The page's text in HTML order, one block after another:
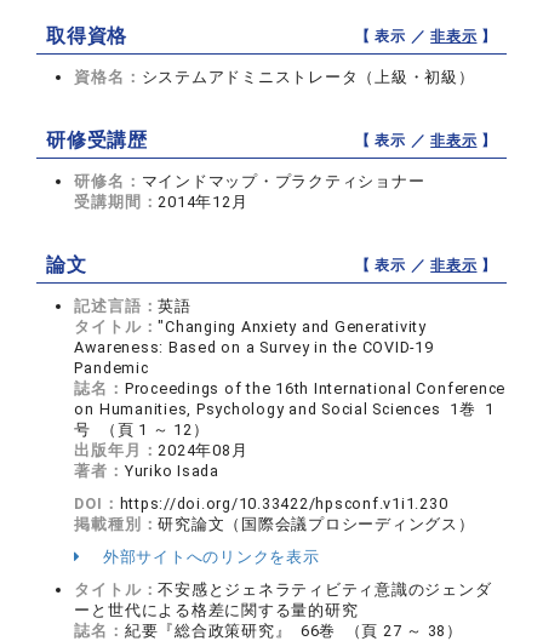
取得資格 【 表示 ／非表示 】
資格名： システムアドミニストレータ（上級・初級）
研修受講歴 【 表示 ／非表示 】
研修名： マインドマップ・プラクティショナー
受講期間：2014年12月
論文 【 表示 ／非表示 】
記述言語：英語
タイトル："Changing Anxiety and Generativity
Awareness: Based on a Survey in the COVID-19
Pandemic
誌名： Proceedings of the 16th International Conference
on Humanities, Psychology and Social Sciences 1巻 1
号 （頁 1 ～ 12）
出版年月：2024年08月
著者： Yuriko Isada
DOI： https://doi.org/10.33422/hpsconf.v1i1.230
掲載種別：研究論文（国際会議プロシーディングス）
外部サイトへのリンクを表示
タイトル：不安感とジェネラティビティ意識のジェンダ
ーと世代による格差に関する量的研究
誌名： 紀要『総合政策研究』 66巻 （頁 27 ～ 38）